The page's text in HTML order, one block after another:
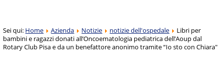
Sei qui: Home Azienda Notizie notizie dell'ospedale
Libri per
bambini e ragazzi donati all’Oncoematologia pediatrica dell’Aoup dal
Rotary Club Pisa e da un benefattore anonimo tramite “Io sto con Chiara"